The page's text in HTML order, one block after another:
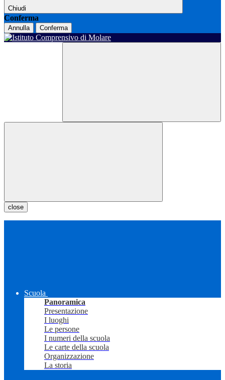
Chiudi
Conferma
Annulla Conferma
close
Scuola
Panoramica
Presentazione
I luoghi
Le persone
I numeri della scuola
Le carte della scuola
Organizzazione
La storia